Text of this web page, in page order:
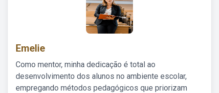
Emelie
Como mentor, minha dedicação é total ao
desenvolvimento dos alunos no ambiente escolar,
empregando métodos pedagógicos que priorizam